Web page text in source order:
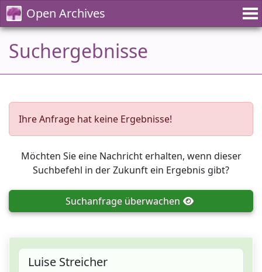
Open Archives
Suchergebnisse
Ihre Anfrage hat keine Ergebnisse!
Möchten Sie eine Nachricht erhalten, wenn dieser
Suchbefehl in der Zukunft ein Ergebnis gibt?
Suchanfrage überwachen